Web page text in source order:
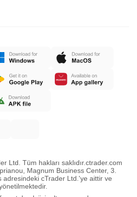
Ltd. Tüm hakları saklıdır.ctrader.com
Magnum Business Center, 3.
adresindeki cTrader Ltd.'ye aittir ve